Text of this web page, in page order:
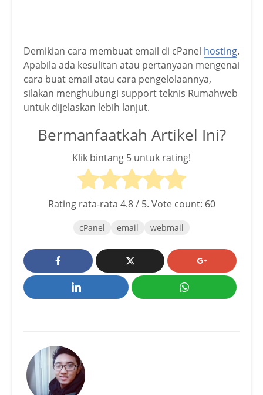
Demikian cara membuat email di cPanel hosting.
Apabila ada kesulitan atau pertanyaan mengenai
cara buat email atau cara pengelolaannya,
silakan menghubungi support teknis Rumahweb
untuk dijelaskan lebih lanjut.
Bermanfaatkah Artikel Ini?
Klik bintang 5 untuk rating!
Rating rata-rata 4.8/ 5. Vote count: 60
cPanel email webmail